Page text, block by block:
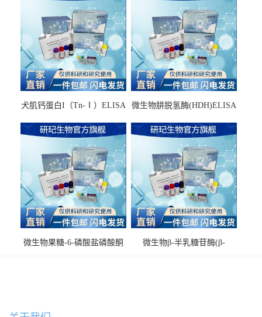
犬肌钙蛋白I（Tn-Ⅰ）ELISA
微生物肼脱氢酶(HDH)ELISA
微生物果糖-6-磷酸盐磷酸酮
微生物β-半乳糖苷酶(β-